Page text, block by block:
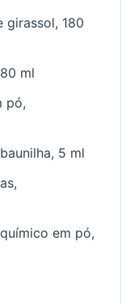
180
ml
pó,
5 ml
em pó,